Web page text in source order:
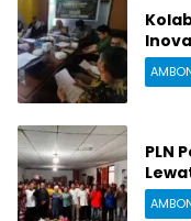
PLN